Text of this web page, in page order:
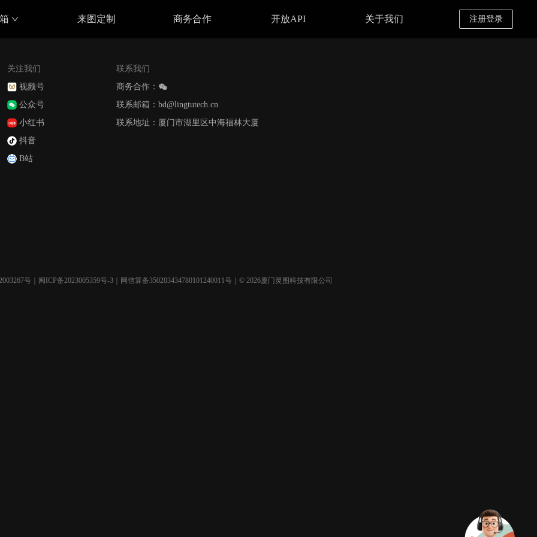
来图定制 商务合作 开放API 关于我们 注册登录
关注我们
视频号
公众号
小红书
抖音
B站
联系我们
商务合作：
联系邮箱：bd@lingtutech.cn
联系地址：厦门市湖里区中海福林大厦
号 闽ICP备2023005359号-3 ｜网信算备350203434780101240011号｜© 2026厦门灵图科技有限公司